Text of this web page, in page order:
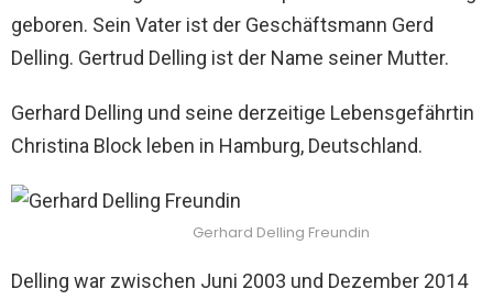
geboren. Sein Vater ist der Geschäftsmann Gerd
Delling. Gertrud Delling ist der Name seiner Mutter.
Gerhard Delling und seine derzeitige Lebensgefährtin
Christina Block leben in Hamburg, Deutschland.
Gerhard Delling Freundin
Delling war zwischen Juni 2003 und Dezember 2014